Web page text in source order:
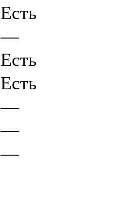
Есть
—
Есть
Есть
—
—
—